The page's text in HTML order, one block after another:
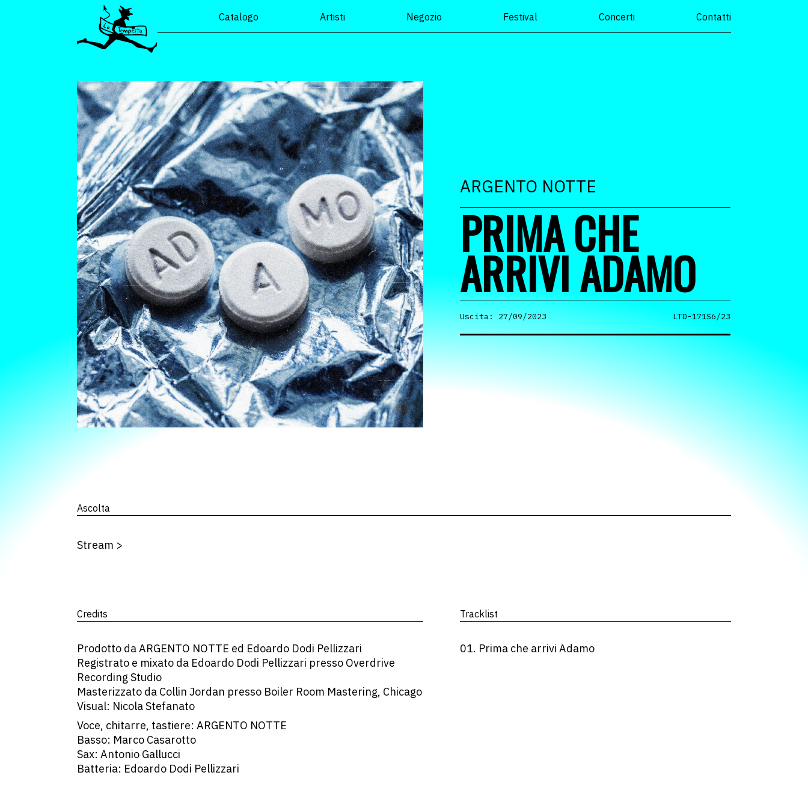
Catalogo Artisti Negozio Festival Concerti Contatti
ARGENTO NOTTE
PRIMA CHE
ARRIVI ADAMO
Uscita: 27/09/2023 LTD-171S6/23
Ascolta
Stream >
Credits
Prodotto da ARGENTO NOTTE ed Edoardo Dodi Pellizzari
Registrato e mixato da Edoardo Dodi Pellizzari presso Overdrive
Recording Studio
Masterizzato da Collin Jordan presso Boiler Room Mastering, Chicago
Visual: Nicola Stefanato
Voce, chitarre, tastiere: ARGENTO NOTTE
Basso: Marco Casarotto
Sax: Antonio Gallucci
Batteria: Edoardo Dodi Pellizzari
Tracklist
01. Prima che arrivi Adamo